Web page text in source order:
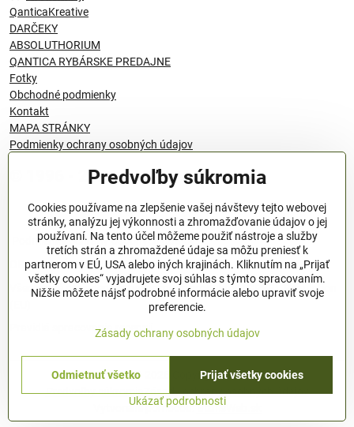
QanticaKreative
DARČEKY
ABSOLUTHORIUM
QANTICA RYBÁRSKE PREDAJNE
Fotky
Obchodné podmienky
Kontakt
MAPA STRÁNKY
Podmienky ochrany osobných údajov
© 1996 - 2024 QANTICA S.R.O
Podmienky ochrany osobných údajov
OBCHODNÉ PODMIENKY
Všeobecné nariadenie o bezpečnosti produktov (GPSR), Regulation
Pravidlá spracovania recenzií
©
Copyright
Predvoľby súkromiaZásady ochrany osobných údajov
Vytvorené pomocou:BiznisWeb.sk
Predvoľby súkromia
Cookies používame na zlepšenie vašej návštevy tejto webovej
stránky, analýzu jej výkonnosti a zhromažďovanie údajov o jej
používaní. Na tento účel môžeme použiť nástroje a služby
tretích strán a zhromaždené údaje sa môžu preniesť k
partnerom v EÚ, USA alebo iných krajinách. Kliknutím na „Prijať
všetky cookies“ vyjadrujete svoj súhlas s týmto spracovaním.
Nižšie môžete nájsť podrobné informácie alebo upraviť svoje
preferencie.
Zásady ochrany osobných údajov
Ukázať podrobnosti
Prijať všetky cookies
Odmietnuť všetko